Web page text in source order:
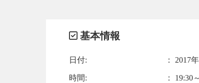
基本情報
日付: ： 2017
時間: ： 19:30